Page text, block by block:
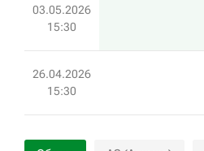
03.05.2026
15:30
26.04.2026
15:30